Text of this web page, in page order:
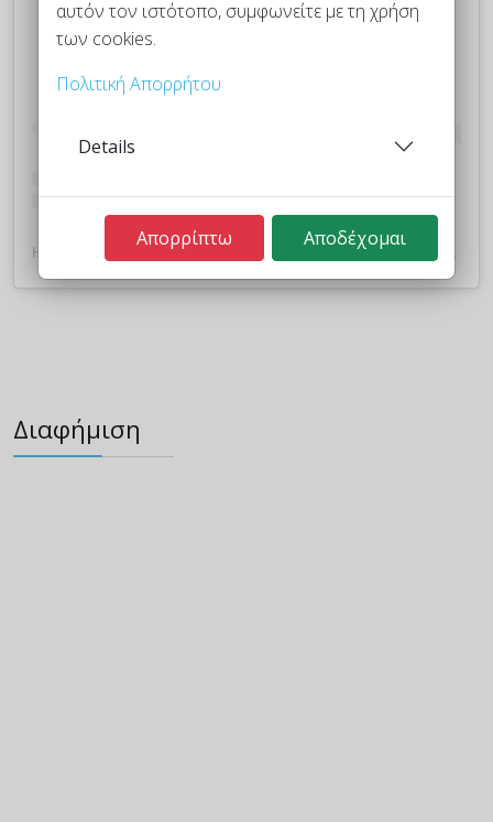
Η δημοσίευση κοινοποιήθηκε από το χρήστη plekontas.gr (@plekontas)
Διαφήμιση
αυτόν τον ιστότοπο, συμφωνείτε με τη χρήση
των cookies.
Πολιτική Απορρήτου
Details
Απορρίπτω Αποδέχομαι